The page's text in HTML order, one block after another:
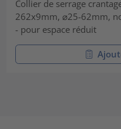
Collier de serrage
262x9mm, ⌀25-62mm,
- pour espace réduit